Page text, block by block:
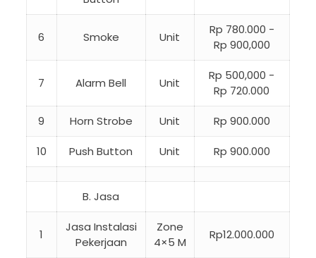
6 Smoke Unit
Rp 780.000 -
Rp 900,000
7 Alarm Bell Unit
Rp 500,000 -
Rp 720.000
9 Horn Strobe Unit Rp 900.000
10 Push Button Unit Rp 900.000
B. Jasa
1
Jasa Instalasi
Pekerjaan
Zone
4×5 M
Rp12.000.000